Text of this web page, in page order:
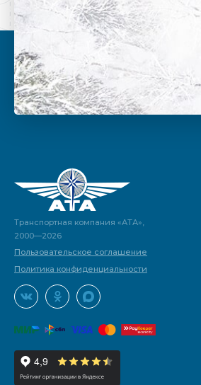
Транспортная компания «АТА»,
2000—2026
Пользовательское соглашение
Политика конфиденциальности